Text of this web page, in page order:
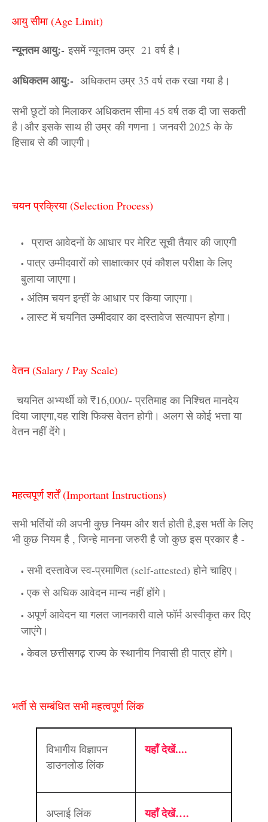
आयु सीमा (Age Limit)
न्यूनतम आयु:- इसमें न्यूनतम उम्र 21 वर्ष है।
अधिकतम आयु:- अधिकतम उम्र 35 वर्ष तक रखा गया है।
सभी छूटों को मिलाकर अधिकतम सीमा 45 वर्ष तक दी जा सकती
है।और इसके साथ ही उम्रकी गणना 1 जनवरी 2025 के के
हिसाब से की जाएगी।
चयन प्रक्रिया (Selection Process)
प्राप्त आवेदनों के आधार पर मेरिट सूची तैयार की जाएगी
पात्र उम्मीदवारों को साक्षात्कार एवं कौशल परीक्षा के लिए
बुलाया जाएगा।
अंतिम चयन इन्हीं के आधार पर किया जाएगा।
लास्ट में चयनित उम्मीदवार का दस्तावेज सत्यापन होगा।
वेतन (Salary / Pay Scale)
चयनित अभ्यर्थी को ₹16,000/- प्रतिमाह का निश्चित मानदेय
दिया जाएगा,यह राशि फिक्स वेतन होगी। अलग से कोईभत्ता या
वेतन नहीं देंगे।
महत्वपूर्ण शर्तें (Important Instructions)
सभी भर्तियों की अपनी कुछ नियम और शर्त होती है,इस भर्ती के लिए
भी कुछ नियम है , जिन्हे मानना जरुरी है जो कुछ इस प्रकार है -
सभी दस्तावेज स्व-प्रमाणित (self-attested) होने चाहिए।
एक से अधिक आवेदन मान्य नहीं होंगे।
अपूर्ण आवेदन या गलत जानकारी वाले फॉर्म अस्वीकृत कर दिए
जाएंगे।
केवल छत्तीसगढ़ राज्य के स्थानीय निवासी ही पात्र होंगे।
भर्ती से सम्बंधित सभी महत्वपूर्ण लिंक
विभागीय विज्ञापन
डाउनलोड लिंक
यहाँ देखें....
अप्लाई लिंक यहाँ देखें….